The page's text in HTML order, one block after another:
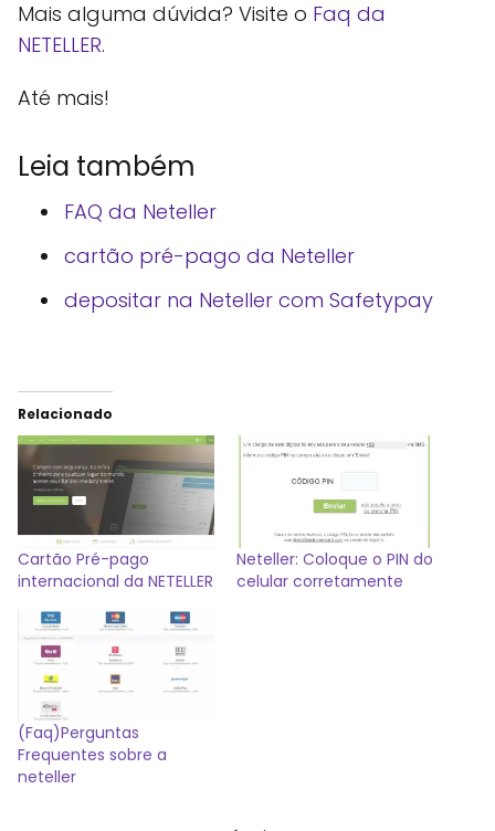
Mais alguma dúvida? Visite o Faq da
NETELLER.
Até mais!
Leia também
FAQ da Neteller
cartão pré-pago da Neteller
depositar na Neteller com Safetypay
Relacionado
Cartão Pré-pago
internacional da NETELLER
Neteller: Coloque o PIN do
celular corretamente
(Faq)Perguntas
Frequentes sobre a
neteller